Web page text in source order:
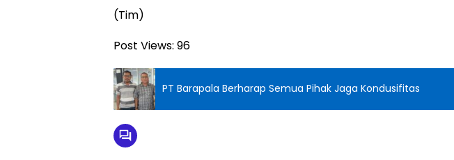
(Tim)
Post Views: 96
PT Barapala Berharap Semua Pihak Jaga Kondusifitas